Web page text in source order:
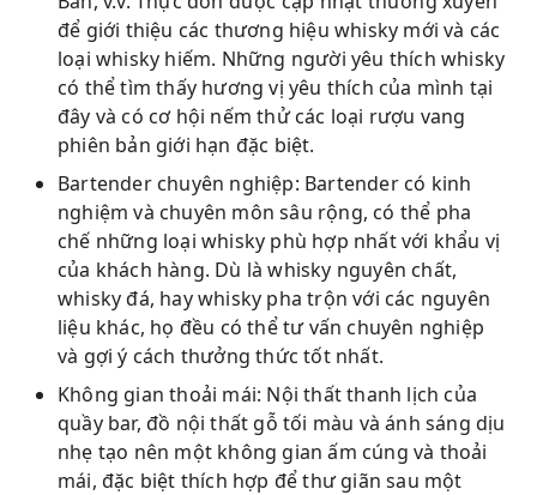
để giới thiệu các thương hiệu whisky mới và các
loại whisky hiếm. Những người yêu thích whisky
có thể tìm thấy hương vị yêu thích của mình tại
đây và có cơ hội nếm thử các loại rượu vang
phiên bản giới hạn đặc biệt.
Bartender chuyên nghiệp: Bartender có kinh
nghiệm và chuyên môn sâu rộng, có thể pha
chế những loại whisky phù hợp nhất với khẩu vị
của khách hàng. Dù là whisky nguyên chất,
whisky đá, hay whisky pha trộn với các nguyên
liệu khác, họ đều có thể tư vấn chuyên nghiệp
và gợi ý cách thưởng thức tốt nhất.
Không gian thoải mái: Nội thất thanh lịch của
quầy bar, đồ nội thất gỗ tối màu và ánh sáng dịu
nhẹ tạo nên một không gian ấm cúng và thoải
mái, đặc biệt thích hợp để thư giãn sau một